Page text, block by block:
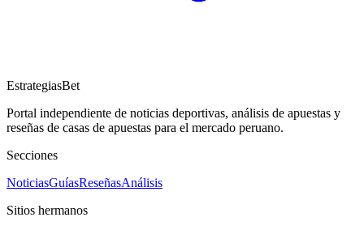
EstrategiasBet
Portal independiente de noticias deportivas, análisis de apuestas y
reseñas de casas de apuestas para el mercado peruano.
Secciones
NoticiasGuíasReseñasAnálisis
Sitios hermanos